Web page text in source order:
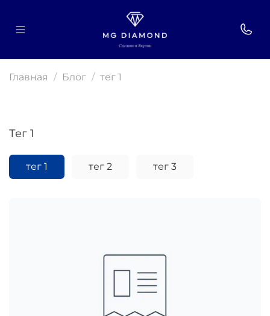
Главная Блог тег 1
тег 1
тег 1 тег 2 тег 3